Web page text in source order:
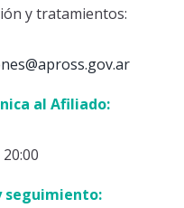
y tratamientos:
al Afiliado:
seguimiento: